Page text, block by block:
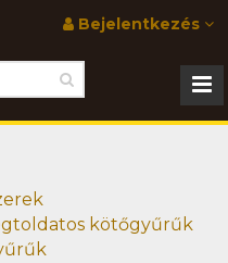
Bejelentkezés
kötőgyűrűk